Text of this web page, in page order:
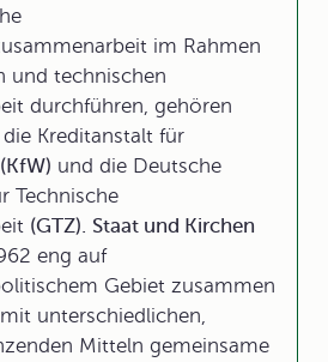
im Rahmen
und technischen
durchführen, gehören
Kreditanstalt für
(KfW) und die Deutsche
Technische
(GTZ). Staat und Kirchen
eng auf
Gebiet zusammen
unterschiedlichen,
Mitteln gemeinsame